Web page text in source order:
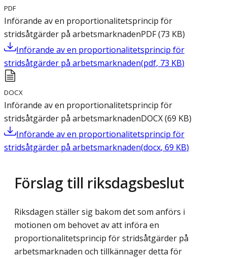
PDF
Införande av en proportionalitetsprincip för
stridsåtgärder på arbetsmarknadenPDF(73 KB)
Införande av en proportionalitetsprincip för
stridsåtgärder på arbetsmarknaden(pdf, 73 KB)
DOCX
Införande av en proportionalitetsprincip för
stridsåtgärder på arbetsmarknadenDOCX(69 KB)
Införande av en proportionalitetsprincip för
stridsåtgärder på arbetsmarknaden(docx, 69 KB)
Förslag till riksdagsbeslut
Riksdagen ställer sig bakom det som anförs i
motionen om behovet av att införa en
proportionalitetsprincip för stridsåtgärder på
arbetsmarknaden och tillkännager detta för